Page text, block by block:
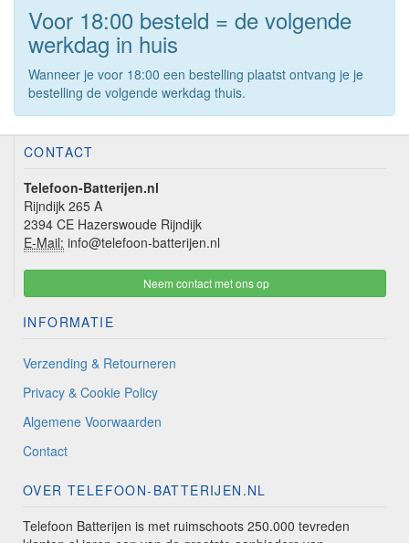
Voor 18:00 besteld = de volgende
werkdag in huis
Wanneer je voor 18:00 een bestelling plaatst ontvang je je
bestelling de volgende werkdag thuis.
CONTACT
Telefoon-Batterijen.nl
Rijndijk 265 A
2394 CE Hazerswoude Rijndijk
E-Mail: info@telefoon-batterijen.nl
Neem contact met ons op
INFORMATIE
Verzending & Retourneren
Privacy & Cookie Policy
Algemene Voorwaarden
Contact
OVER TELEFOON-BATTERIJEN.NL
Telefoon Batterijen is met ruimschoots 250.000 tevreden